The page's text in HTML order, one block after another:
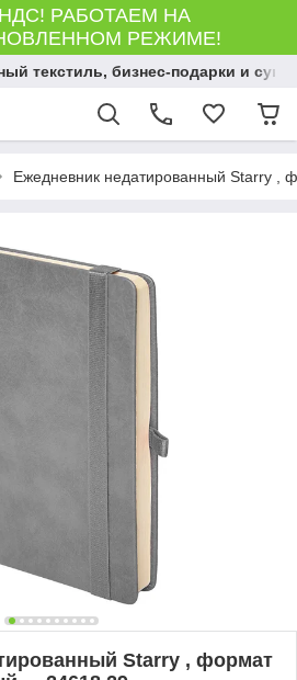
РАБОТАЕМ НА
РЕЖИМЕ!
текстиль, бизнес-подарки и
Ежедневник недатированный Starry ,
Starry , формат